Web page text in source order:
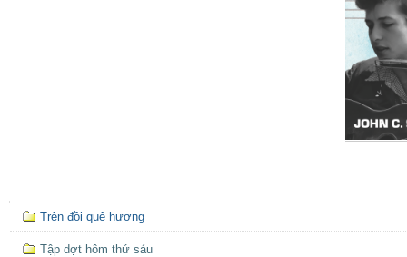
Mục
định
hướng
Trên đồi quê hương
Tập dợt hôm thứ sáu